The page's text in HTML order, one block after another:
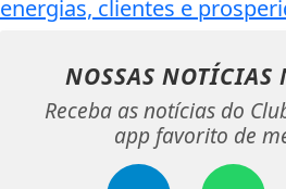
energias, clientes e
NOSSAS NOTÍCIAS
Receba as notícias do
app favorito de